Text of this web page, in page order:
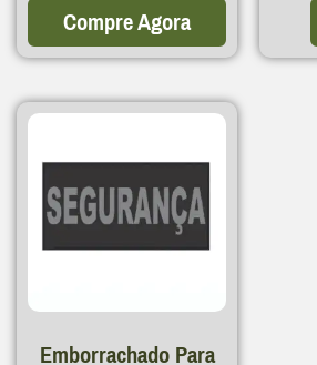
Compre Agora
Emborrachado Para